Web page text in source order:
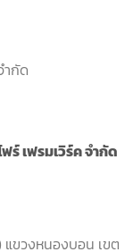
ำกัด
ฟร์ เฟรมเวิร์ค จำกัด
แขวงหนองบอน เขต